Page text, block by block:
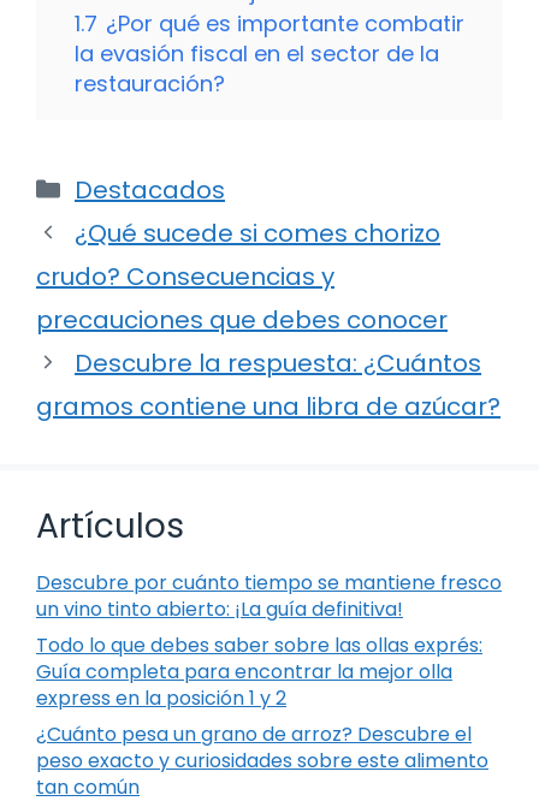
1.7 ¿Por qué es importante combatir
la evasión fiscal en el sector de la
restauración?
Categorías
Destacados
¿Qué sucede si comes chorizo
crudo? Consecuencias y
precauciones que debes conocer
Descubre la respuesta: ¿Cuántos
gramos contiene una libra de azúcar?
Artículos
Descubre por cuánto tiempo se mantiene fresco
un vino tinto abierto: ¡La guía definitiva!
Todo lo que debes saber sobre las ollas exprés:
Guía completa para encontrar la mejor olla
express en la posición 1 y 2
¿Cuánto pesa un grano de arroz? Descubre el
peso exacto y curiosidades sobre este alimento
tan común